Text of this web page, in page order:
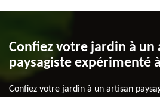
Confiez votre jardin à un
paysagiste expérimenté
Confiez votre jardin à un artisan